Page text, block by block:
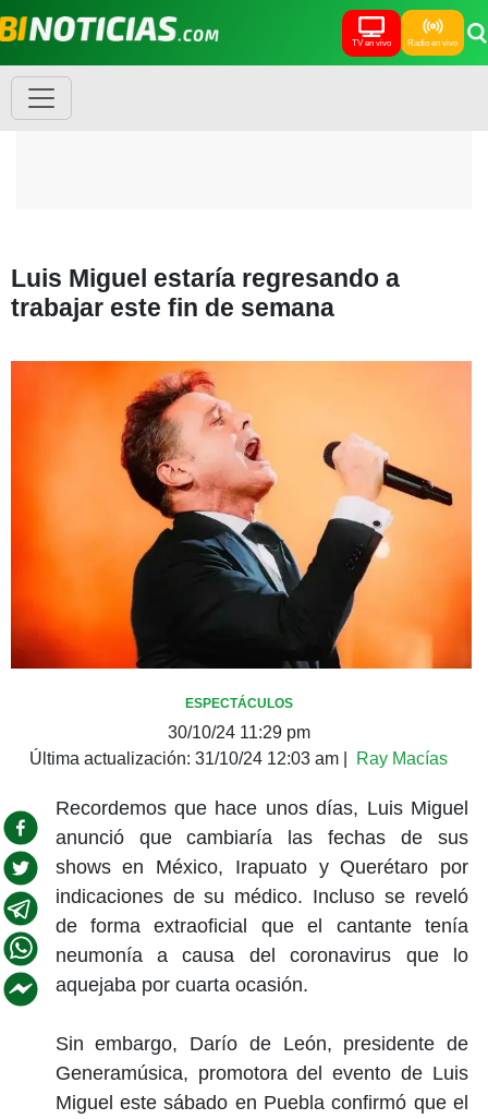
TV en vivo Radio en vivo
Luis Miguel estaría regresando a
trabajar este fin de semana
ESPECTÁCULOS
30/10/24 11:29 pm
Última actualización: 31/10/24 12:03 am Ray Macías
Recordemos que hace unos días, Luis Miguel
anunció que cambiaría las fechas de sus
shows en México, Irapuato y Querétaro por
indicaciones de su médico. Incluso se reveló
de forma extraoficial que el cantante tenía
neumonía a causa del coronavirus que lo
aquejaba por cuarta ocasión.
Sin embargo, Darío de León, presidente de
Generamúsica, promotora del evento de Luis
Miguel este sábado en Puebla confirmó que el